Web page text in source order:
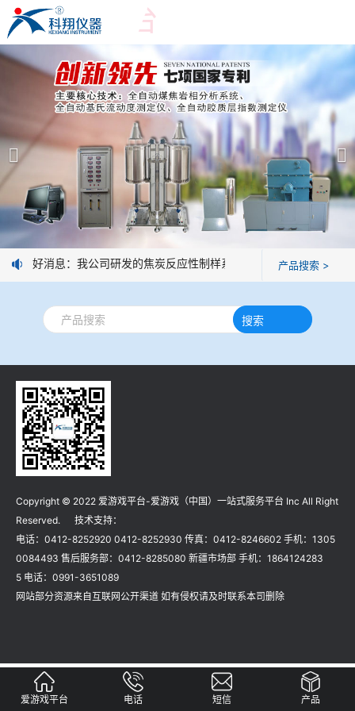
爱游戏平台
爱游戏平台
产品展示 ＞
爱游戏平台-爱游戏（中国）一站式服务平台
焦化行业检测及优化配煤设备
球团矿/烧结矿/块矿高温冶金性能检测系统
烧结/球团优化配矿研究设备
高炉配吹煤检测设备
冶金石灰活性度测定仪
矿石、焦炭物理检测及制样设备
工业分析、测硫仪等
公司简介
爱游戏平台
企业业绩
技术交流
视频观赏
企业荣誉
爱游戏平台-爱游戏（中国）一站式服务平台
好消息：我公司研发的焦炭反应性制样系统，全部制样过程机械
产品搜索 >
搜索
Copyright © 2022 爱游戏平台-爱游戏（中国）一站式服务平台 Inc All Right
Reserved. 技术支持：
电话：0412-8252920 0412-8252930 传真：0412-8246602 手机：1305
0084493 售后服务部：0412-8285080 新疆市场部 手机：1864124283
5 电话：0991-3651089
网站部分资源来自互联网公开渠道 如有侵权请及时联系本司删除
爱游戏平台 电话 短信 产品